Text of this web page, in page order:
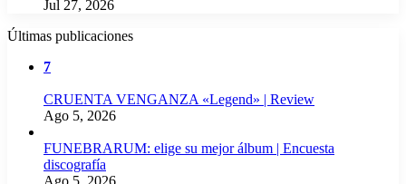
Jul 27, 2026
Últimas publicaciones
7
CRUENTA VENGANZA «Legend» | Review
Ago 5, 2026
FUNEBRARUM: elige su mejor álbum | Encuesta
discografía
Ago 5, 2026